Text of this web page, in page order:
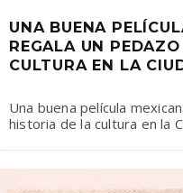
UNA BUENA
REGALA UN
CULTURA EN LA
Una buena película
historia de la cultura en la